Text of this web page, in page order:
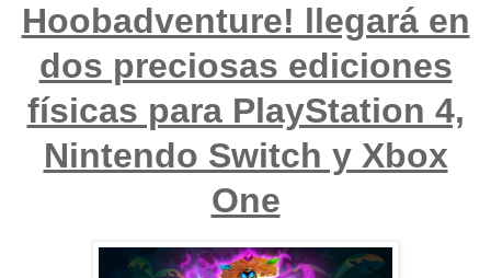
Hoobadventure! llegará en
dos preciosas ediciones
físicas para PlayStation 4,
Nintendo Switch y Xbox
One